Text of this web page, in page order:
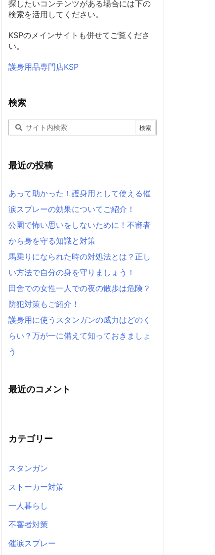
探したいコンテンツがある場合には下の
検索を活用してください。
KSPのメインサイトも併せてご覧くださ
い。
護身用品専門店KSP
検索
最近の投稿
あって助かった！護身用として使える催
涙スプレーの効果についてご紹介！
公園で怖い思いをしないために！不審者
から身を守る知識と対策
馬乗りになられた時の対処法とは？正し
い方法で自分の身を守りましょう！
田舎での女性一人での夜の散歩は危険？
防犯対策もご紹介！
護身用に使うスタンガンの威力はどのく
らい？万が一に備えて知っておきましょ
う
最近のコメント
カテゴリー
スタンガン
ストーカー対策
一人暮らし
不審者対策
催涙スプレー